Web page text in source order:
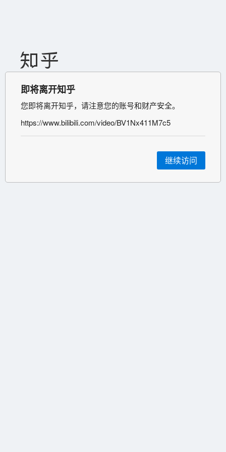
即将离开知乎
您即将离开知乎，请注意您的账号和财产安全。
https://www.bilibili.com/video/BV1Nx411M7c5
继续访问